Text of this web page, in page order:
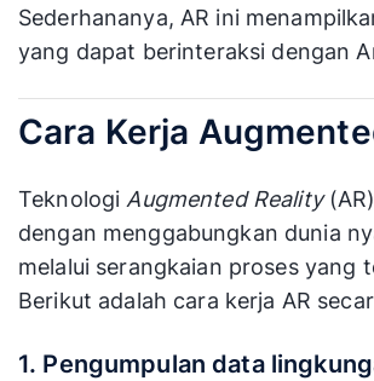
Sederhananya, AR ini
yang dapat berinteraksi dengan
Cara Kerja
Teknologi Augmented Reality
dengan menggabungkan dunia
melalui serangkaian proses yang
Berikut adalah cara kerja AR
1. Pengumpulan data